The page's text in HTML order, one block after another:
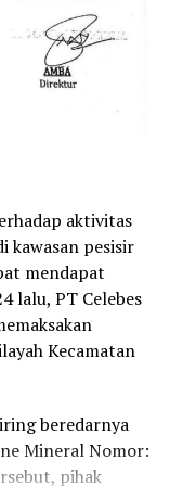
BANJIR ROB
Pemulihan
Sampah di
langsung
risiko bencana
dan tanpa
menepis
pilih dalam
Pohuwato.
telah
pihak yang
tersebut,
Sesuai kode etik
tetap terbuka
aktivitas
kawasan pesisir
mendapat
lalu, PT Celebes
Kecamatan
beredarnya
Mineral Nomor:
pihak